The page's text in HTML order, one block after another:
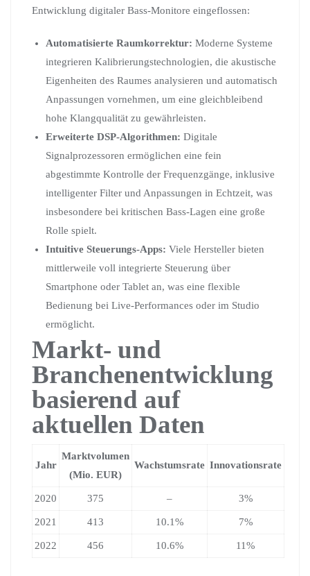
Entwicklung digitaler Bass-Monitore eingeflossen:
Automatisierte Raumkorrektur: Moderne Systeme
integrieren Kalibrierungstechnologien, die akustische
Eigenheiten des Raumes analysieren und automatisch
Anpassungen vornehmen, um eine gleichbleibend
hohe Klangqualität zu gewährleisten.
Erweiterte DSP-Algorithmen: Digitale
Signalprozessoren ermöglichen eine fein
abgestimmte Kontrolle der Frequenzgänge, inklusive
intelligenter Filter und Anpassungen in Echtzeit, was
insbesondere bei kritischen Bass-Lagen eine große
Rolle spielt.
Intuitive Steuerungs-Apps: Viele Hersteller bieten
mittlerweile voll integrierte Steuerung über
Smartphone oder Tablet an, was eine flexible
Bedienung bei Live-Performances oder im Studio
ermöglicht.
Markt- und
Branchenentwicklung
basierend auf
aktuellen Daten
Jahr
Marktvolumen
(Mio. EUR)
Wachstumsrate Innovationsrate
2020 375 – 3%
2021 413 10.1% 7%
2022 456 10.6% 11%